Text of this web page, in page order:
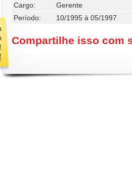
Cargo:
Gerente
Período:
10/1995 à 05/1997
Compartilhe isso com